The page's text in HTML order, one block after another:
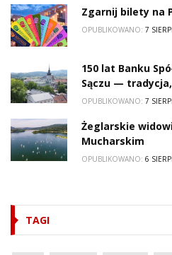
Zgarnij bilety na
OPUBLIKOWANO: 7
150 lat Banku
Sączu —
OPUBLIKOWANO: 7
Żeglarskie
Mucharskim
OPUBLIKOWANO: 6
TAGI